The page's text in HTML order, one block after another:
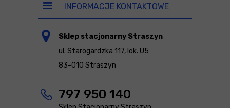
INFORMACJE KONTAKTOWE
Sklep stacjonarny Straszyn
ul. Starogardzka 117, lok. U5
83-010 Straszyn
797 950 140